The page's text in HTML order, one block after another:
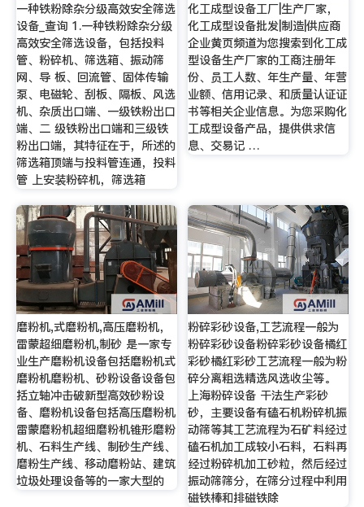
一种铁粉除杂分级高效安全筛选
设备_查询 1.一种铁粉除杂分级
高效安全筛选设备，包括投料
管、粉碎机、筛选箱、振动筛
网、导 板、回流管、固体传输
泵、电磁轮、刮板、隔板、风选
机、杂质出口端、一级铁粉出口
端、二 级铁粉出口端和三级铁
粉出口端，其特征在于，所述的
筛选箱顶端与投料管连通，投料
管 上安装粉碎机，筛选箱
化工成型设备工厂|生产厂家，
化工成型设备批发|制造|供应商
企业黄页频道为您搜索到化工成
型设备生产厂家的工商注册年
份、员工人数、年生产量、年营
业额、信用记录、和质量认证证
书等相关企业信息。为您采购化
工成型设备产品，提供供求信
息、交易记 …
磨粉机,式磨粉机,高压磨粉机，
雷蒙超细磨粉机,制砂 是一家专
业生产磨粉机设备包括磨粉机式
磨粉机磨粉机、砂粉设备设备包
括立轴冲击破新型高效砂粉设
备、磨粉机设备包括高压磨粉机
雷蒙磨粉机超细磨粉机锥形磨粉
机、石料生产线、制砂生产线、
磨粉生产线、移动磨粉站、建筑
垃圾处理设备等的一家大型的
粉碎彩砂设备,工艺流程一般为
粉碎彩砂设备粉碎彩砂设备橘红
彩砂橘红彩砂工艺流程一般为粉
碎分离粗选精选风选收尘等。
上海粉碎设备 干法生产彩砂
砂，主要设备有磕石机粉碎机振
动筛等其工艺流程为石矿料经过
磕石机加工成较小石料，石料再
经过粉碎机加工砂粒，然后经过
振动筛筛分，在筛分过程中利用
磁铁棒和排磁铁除